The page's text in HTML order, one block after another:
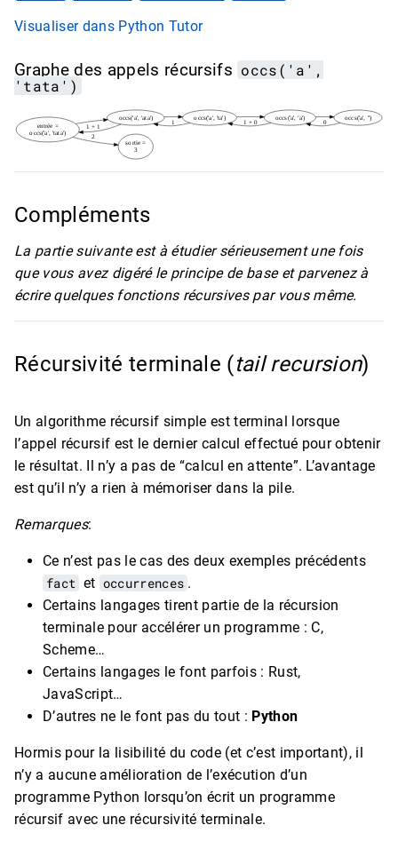
Visualiser dans Python Tutor
Graphe des appels récursifs occs('a',
'tata')
entrée =
occs('a', 'tata')
occs('a', 'ata')
sortie =
3
2
1 + 1
occs('a', 'ta')
1
occs('a', 'a')
1 + 0
occs('a', '')
0
Compléments
La partie suivante est à étudier sérieusement une fois
que vous avez digéré le principe de base et parvenez à
écrire quelques fonctions récursives par vous même.
Récursivité terminale (tail recursion)
Un algorithme récursif simple est terminal lorsque
l’appel récursif est le dernier calcul effectué pour obtenir
le résultat. Il n’y a pas de “calcul en attente”. L’avantage
est qu’il n’y a rien à mémoriser dans la pile.
Remarques:
Ce n’est pas le cas des deux exemples précédents
fact et occurrences .
Certains langages tirent partie de la récursion
terminale pour accélérer un programme : C,
Scheme…
Certains langages le font parfois : Rust,
JavaScript…
D’autres ne le font pas du tout : Python
Hormis pour la lisibilité du code (et c’est important), il
n’y a aucune amélioration de l’exécution d’un
programme Python lorsqu’on écrit un programme
récursif avec une récursivité terminale.